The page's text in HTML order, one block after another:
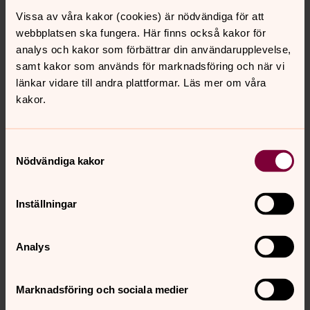
Vissa av våra kakor (cookies) är nödvändiga för att
webbplatsen ska fungera. Här finns också kakor för
analys och kakor som förbättrar din användarupplevelse,
samt kakor som används för marknadsföring och när vi
länkar vidare till andra plattformar. Läs mer om våra
kakor.
Nödvändiga kakor
Inställningar
Analys
Marknadsföring och sociala medier
Så styrs pastoratet
Svenska kyrkan är en öppen folkkyrka som styrs av
folkvalda kyrkopolitiker tillsammans med biskopar,
präster och diakoner.
läsa vad vi har för mål för respektive
Kyrkor/kapell/bönhus
Lagen ger dig rätt att larma om missförhållanden utan
att riskera att råka illa ut. Du kan larma i